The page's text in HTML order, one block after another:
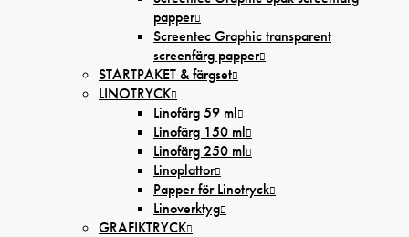
papper
Screentec Graphic transparent
screenfärg papper
STARTPAKET & färgset
LINOTRYCK
Linofärg 59 ml
Linofärg 150 ml
Linofärg 250 ml
Linoplattor
Papper för Linotryck
Linoverktyg
GRAFIKTRYCK